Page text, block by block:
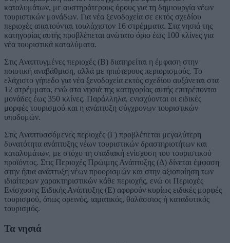
καταλυμάτων, με αυστηρότερους όρους για τη δημιουργία νέων
τουριστικών μονάδων. Για νέα ξενοδοχεία σε εκτός σχεδίου
περιοχές απαιτούνται τουλάχιστον 16 στρέμματα. Στα νησιά της
κατηγορίας αυτής προβλέπεται ανώτατο όριο έως 100 κλίνες για
νέα τουριστικά καταλύματα.
Στις Αναπτυγμένες περιοχές (Β) διατηρείται η έμφαση στην
ποιοτική αναβάθμιση, αλλά με ηπιότερους περιορισμούς. Το
ελάχιστο γήπεδο για νέα ξενοδοχεία εκτός σχεδίου αυξάνεται στα
12 στρέμματα, ενώ στα νησιά της κατηγορίας αυτής επιτρέπονται
μονάδες έως 350 κλίνες. Παράλληλα, ενισχύονται οι ειδικές
μορφές τουρισμού και η ανάπτυξη σύγχρονων τουριστικών
υποδομών.
Στις Αναπτυσσόμενες περιοχές (Γ) προβλέπεται μεγαλύτερη
δυνατότητα ανάπτυξης νέων τουριστικών δραστηριοτήτων και
καταλυμάτων, με στόχο τη σταδιακή ενίσχυση του τουριστικού
προϊόντος. Στις Περιοχές Πρώιμης Ανάπτυξης (Δ) δίνεται έμφαση
στην ήπια ανάπτυξη νέων προορισμών και στην αξιοποίηση των
ιδιαίτερων χαρακτηριστικών κάθε περιοχής, ενώ οι Περιοχές
Ενίσχυσης Ειδικής Ανάπτυξης (Ε) αφορούν κυρίως ειδικές μορφές
τουρισμού, όπως ορεινός, ιαματικός, θαλάσσιος ή καταδυτικός
τουρισμός.
Τα νησιά